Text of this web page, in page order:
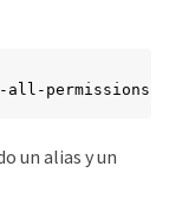
permissions
un alias y un